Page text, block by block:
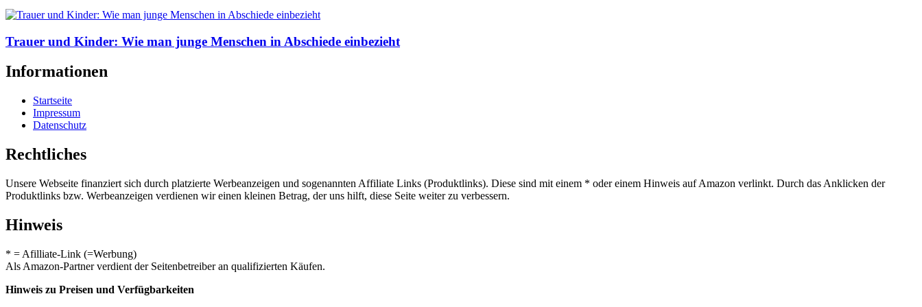
Trauer und Kinder: Wie man junge Menschen in Abschiede einbezieht
Informationen
Startseite
Impressum
Datenschutz
Rechtliches
Unsere Webseite finanziert sich durch platzierte Werbeanzeigen und sogenannten Affiliate Links (Produktlinks). Diese sind mit einem * oder einem Hinweis auf Amazon verlinkt. Durch das Anklicken der
Produktlinks bzw. Werbeanzeigen verdienen wir einen kleinen Betrag, der uns hilft, diese Seite weiter zu verbessern.
Hinweis
* = Afilliate-Link (=Werbung)
Als Amazon-Partner verdient der Seitenbetreiber an qualifizierten Käufen.
Hinweis zu Preisen und Verfügbarkeiten